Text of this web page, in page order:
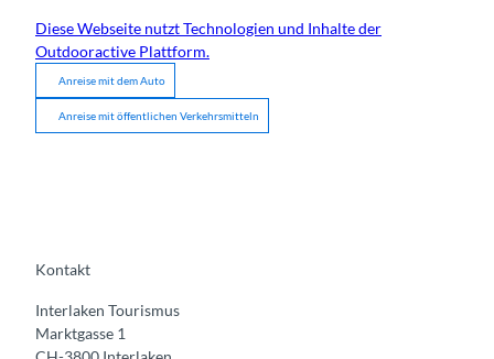
Diese Webseite nutzt Technologien und Inhalte der
Outdooractive Plattform.
Anreise mit dem Auto
Anreise mit öffentlichen Verkehrsmitteln
Kontakt
Interlaken Tourismus
Marktgasse 1